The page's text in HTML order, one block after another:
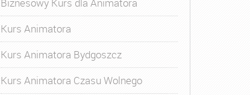
Kurs Animatora
Kurs Animatora Bydgoszcz
Kurs Animatora Czasu Wolnego